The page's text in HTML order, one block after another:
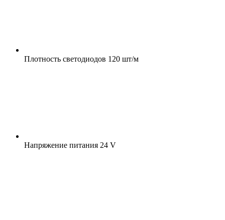
Плотность светодиодов 120 шт/м
Напряжение питания 24 V